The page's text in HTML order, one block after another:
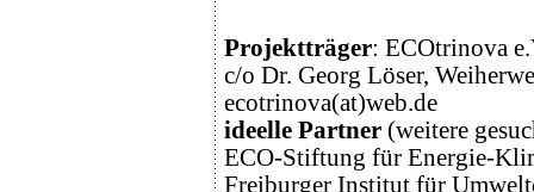
Projektträger: ECOtrinova
c/o Dr. Georg Löser,
ecotrinova(at)web.de
ideelle Partner (weitere
ECO-Stiftung für Energie-
Freiburger Institut für